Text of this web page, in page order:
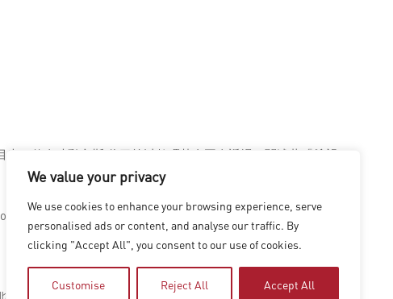
We value your privacy
We use cookies to enhance your browsing experience, serve
personalised ads or content, and analyse our traffic. By
clicking "Accept All", you consent to our use of cookies.
Customise Reject All Accept All
：傳奇功勳文斯·倫巴第以數碼替身再次返場，闡述著「希望」
during-super-bowl-lv/
京 | |